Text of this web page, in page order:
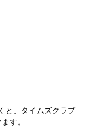
と、タイムズクラブ
す。